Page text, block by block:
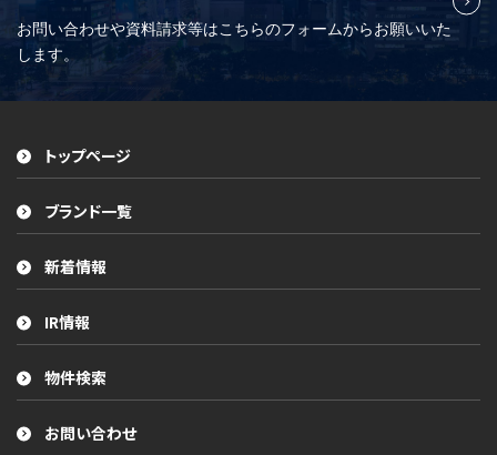
お問い合わせや資料請求等はこちらのフォームからお願いいた
します。
トップページ
ブランド一覧
新着情報
IR情報
物件検索
お問い合わせ